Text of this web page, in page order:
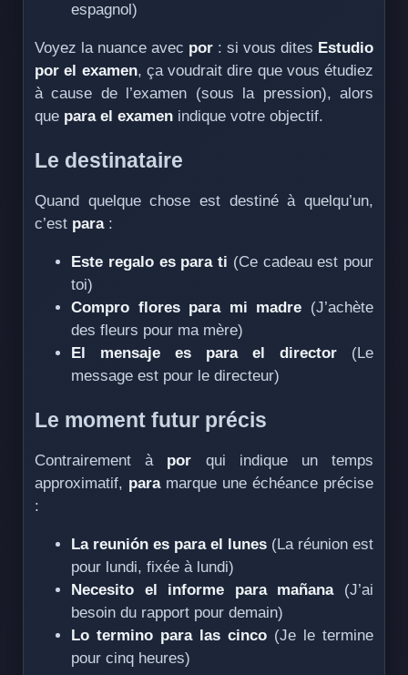
espagnol)
Voyez la nuance avec por : si vous dites Estudio
por el examen, ça voudrait dire que vous étudiez
à cause de l’examen (sous la pression), alors
que para el examen indique votre objectif.
Le destinataire
Quand quelque chose est destiné à quelqu’un,
c’est para:
Este regalo es para ti (Ce cadeau est pour
toi)
Compro flores para mi madre (J’achète
des fleurs pour ma mère)
El mensaje es para el director (Le
message est pour le directeur)
Le moment futur précis
Contrairement à por qui indique un temps
approximatif, paramarque une échéance précise
:
La reunión es para el lunes (La réunion est
pour lundi, fixée à lundi)
Necesito el informe para mañana(J’ai
besoin du rapport pour demain)
Lo termino para las cinco (Je le termine
pour cinq heures)